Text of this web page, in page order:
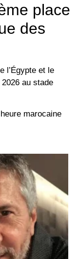
place
des
l’Égypte et le
au stade
marocaine